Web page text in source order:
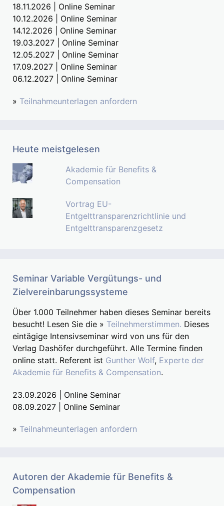
18.11.2026 | Online Seminar
10.12.2026 | Online Seminar
14.12.2026 | Online Seminar
19.03.2027 | Online Seminar
12.05.2027 | Online Seminar
17.09.2027 | Online Seminar
06.12.2027 | Online Seminar
» Teilnahmeunterlagen anfordern
Heute meistgelesen
Akademie für Benefits &
Compensation
Vortrag EU-
Entgelttransparenzrichtlinie und
Entgelttransparenzgesetz
Seminar Variable Vergütungs- und
Zielvereinbarungssysteme
Über 1.000 Teilnehmer haben dieses Seminar bereits
besucht! Lesen Sie die » Teilnehmerstimmen. Dieses
eintägige Intensivseminar wird von uns für den
Verlag Dashöfer durchgeführt. Alle Termine finden
online statt. Referent ist Gunther Wolf, Experte der
Akademie für Benefits & Compensation.
23.09.2026 | Online Seminar
08.09.2027 | Online Seminar
» Teilnahmeunterlagen anfordern
Autoren der Akademie für Benefits &
Compensation